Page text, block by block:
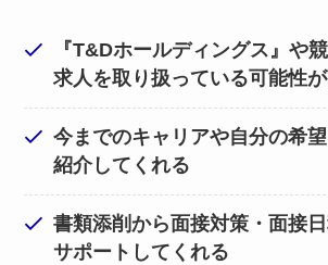
『T&Dホールディングス』や
求人を取り扱っている可能性
今までのキャリアや自分の希
紹介してくれる
書類添削から面接対策・面接
サポートしてくれる